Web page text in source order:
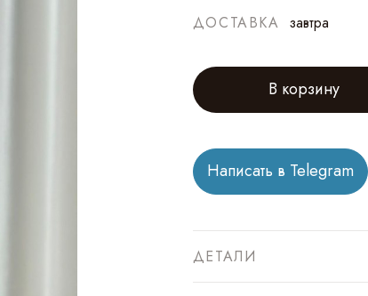
ДОСТАВКА завтра
В корзину
Написать в Telegram
ДЕТАЛИ